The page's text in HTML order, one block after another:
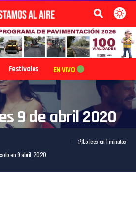
Festivales EN VIVO
9 de abril 2020
en 9 abril, 2020
Lo lees en 1 minutos